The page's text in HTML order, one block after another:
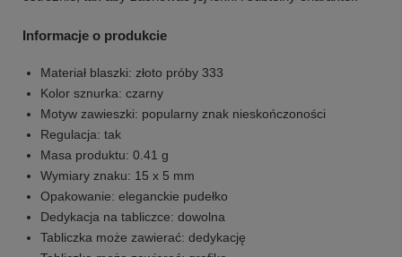
Informacje o produkcie
Materiał blaszki: złoto próby 333
Kolor sznurka: czarny
Motyw zawieszki: popularny znak nieskończoności
Regulacja: tak
Masa produktu: 0.41 g
Wymiary znaku: 15 x 5 mm
Opakowanie: eleganckie pudełko
Dedykacja na tabliczce: dowolna
Tabliczka może zawierać: dedykację